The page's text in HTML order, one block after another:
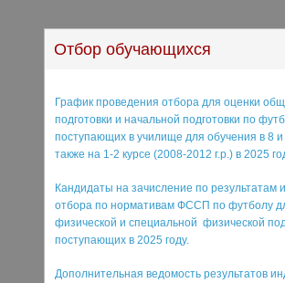
Отбор обучающихся
График проведения отбора для оценки
подготовки и начальной подготовки по
поступающих в училище для обучения в 8 и
также на 1-2 курсе (2008-2012 г.р.) в 2025
Кандидаты на зачисление по результатам
отбора по нормативам ФССП по футболу
физической и специальной физической
поступающих в 2025 году.
Дополнительная ведомость результатов